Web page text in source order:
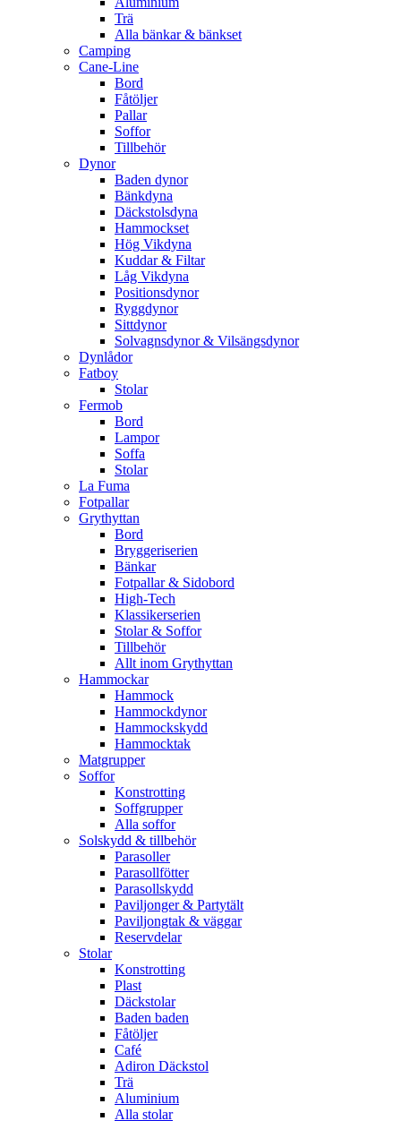
Trä
Alla bänkar & bänkset
Camping
Cane-Line
Bord
Fåtöljer
Pallar
Soffor
Tillbehör
Dynor
Baden dynor
Bänkdyna
Däckstolsdyna
Hammockset
Hög Vikdyna
Kuddar & Filtar
Låg Vikdyna
Positionsdynor
Ryggdynor
Sittdynor
Solvagnsdynor & Vilsängsdynor
Dynlådor
Fatboy
Stolar
Fermob
Bord
Lampor
Soffa
Stolar
La Fuma
Fotpallar
Grythyttan
Bord
Bryggeriserien
Bänkar
Fotpallar & Sidobord
High-Tech
Klassikerserien
Stolar & Soffor
Tillbehör
Allt inom Grythyttan
Hammockar
Hammock
Hammockdynor
Hammockskydd
Hammocktak
Matgrupper
Soffor
Konstrotting
Soffgrupper
Alla soffor
Solskydd & tillbehör
Parasoller
Parasollfötter
Parasollskydd
Paviljonger & Partytält
Paviljongtak & väggar
Reservdelar
Stolar
Konstrotting
Plast
Däckstolar
Baden baden
Fåtöljer
Café
Adiron Däckstol
Trä
Aluminium
Alla stolar